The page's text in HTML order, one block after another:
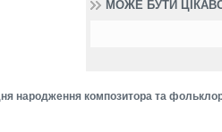
МОЖЕ БУТИ
народження композитора та